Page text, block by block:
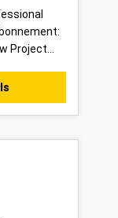
Project
1 pc veilig